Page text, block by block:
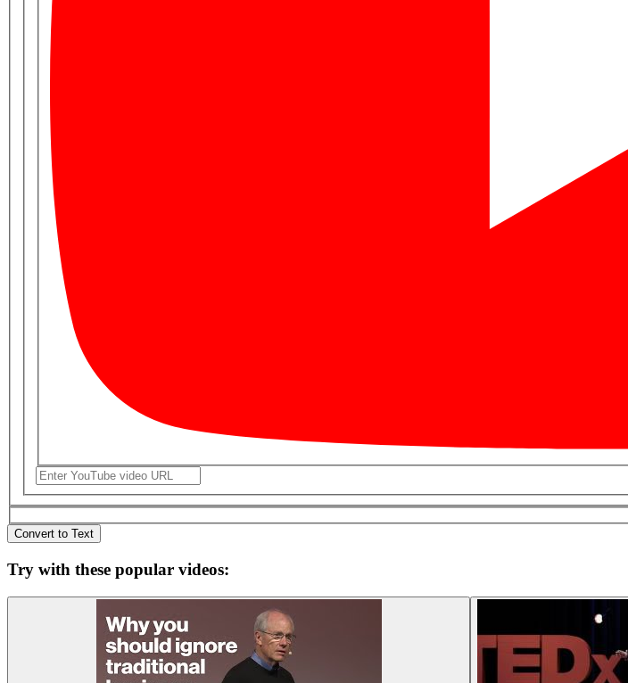
Convert to Text
Try with these popular videos: